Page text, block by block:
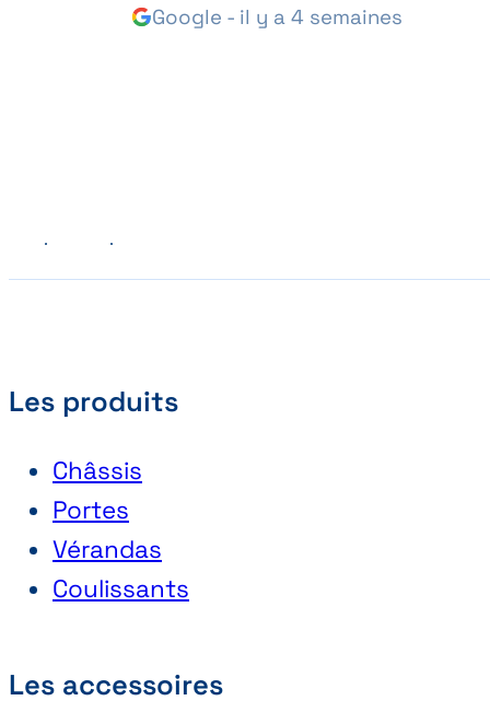
Google - il y a 4 semaines
Les produits
Châssis
Portes
Vérandas
Coulissants
Les accessoires